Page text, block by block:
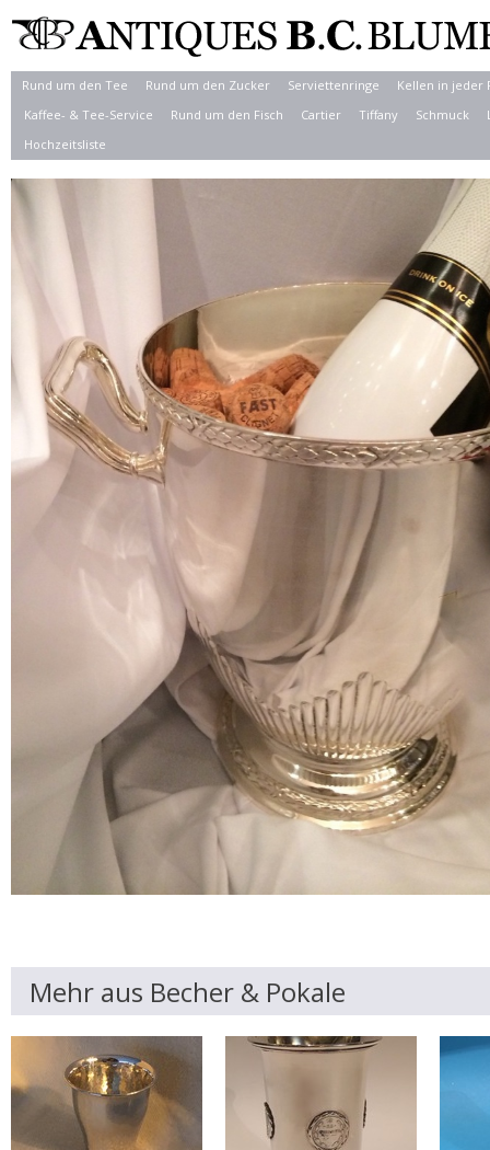
Rund um den Tee Rund um den Zucker Serviettenringe
Kellen in jeder
Kaffee- & Tee-Service
Rund um den Fisch Cartier Tiffany Schmuck
Hochzeitsliste
Mehr aus Becher & Pokale